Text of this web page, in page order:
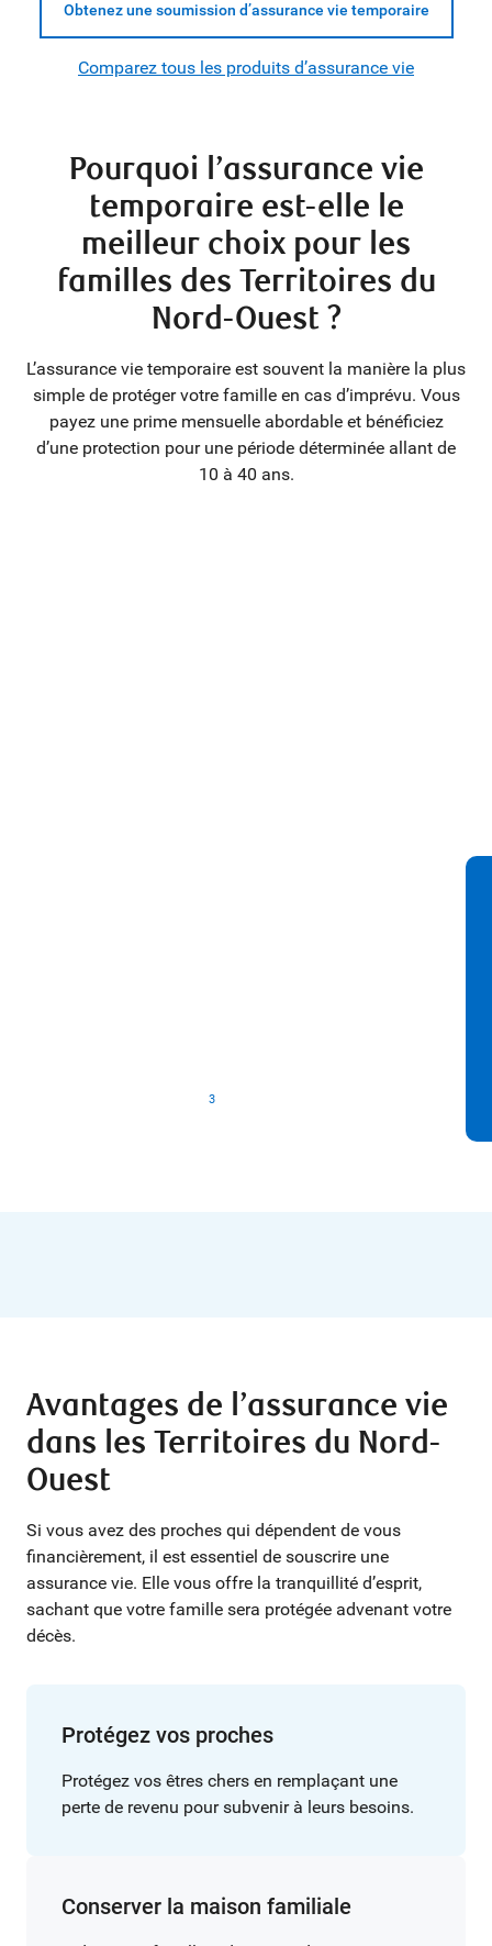
Obtenez une soumission d’assurance vie temporaire
Comparez tous les produits d’assurance vie
Pourquoi l’assurance vie
temporaire est-elle le
meilleur choix pour les
familles des Territoires du
Nord-Ouest ?
L’assurance vie temporaire est souvent la manière la plus
simple de protéger votre famille en cas d’imprévu. Vous
payez une prime mensuelle abordable et bénéficiez
d’une protection pour une période déterminée allant de
10 à 40 ans.
3
Avantages de l’assurance vie
dans les Territoires du Nord-
Ouest
Si vous avez des proches qui dépendent de vous
financièrement, il est essentiel de souscrire une
assurance vie. Elle vous offre la tranquillité d’esprit,
sachant que votre famille sera protégée advenant votre
décès.
Protégez vos proches
Protégez vos êtres chers en remplaçant une
perte de revenu pour subvenir à leurs besoins.
Conserver la maison familiale